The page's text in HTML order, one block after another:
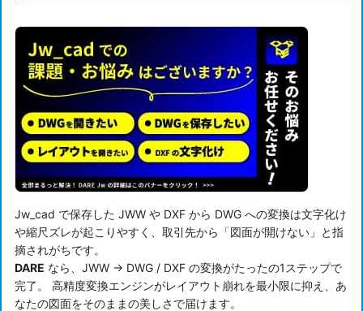
Jw_cad で保存した JWW や DXF から DWG への変換は文字化け
や縮尺ズレが起こりやすく、取引先から「図面が開けない」と指
摘されがちです。
DARE なら、JWW → DWG / DXF の変換がたったの1ステップで
完了。 高精度変換エンジンがレイアウト崩れを最小限に抑え、あ
なたの図面をそのままの美しさで届けます。